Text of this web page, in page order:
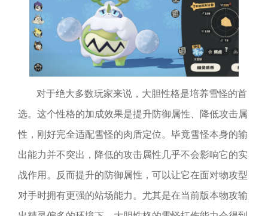
对于绝大多数玩家来说，大胆性格是培养雪怪的首
选。这个性格的加成效果是提升防御属性、降低攻击属
性，刚好完全适配雪怪的肉盾定位。毕竟雪怪本身的输
出能力并不突出，降低的攻击属性几乎不会影响它的实
战作用。反而提升的防御属性，可以让它在面对物攻型
对手时拥有更强的站场能力。尤其是在当前版本物攻输